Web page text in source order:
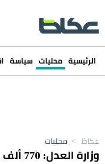
الرئيسية محليات سياسة
عكاظ > محليات
وزارة